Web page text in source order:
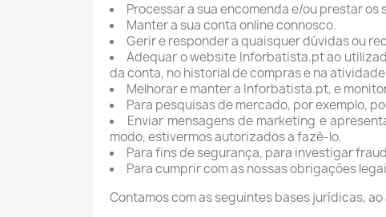
Processar a sua encomenda e/ou prestar
Manter a sua conta online connosco.
Gerir e responder a quaisquer dúvidas ou
Adequar o website Inforbatista.pt ao
da conta, no historial de compras e na
Melhorar e manter a Inforbatista.pt, e
Para pesquisas de mercado, por exemplo,
Enviar mensagens de marketing e
modo, estivermos autorizados a fazê-lo.
Para fins de segurança, para investigar
Para cumprir com as nossas obrigações
Contamos com as seguintes bases jurídicas,